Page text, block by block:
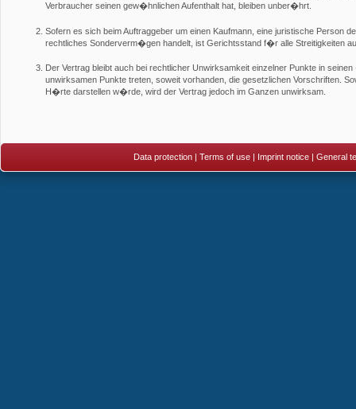
Verbraucher seinen gew�hnlichen Aufenthalt hat, bleiben unber�hrt.
Sofern es sich beim Auftraggeber um einen Kaufmann, eine juristische Person
rechtliches Sonderverm�gen handelt, ist Gerichtsstand f�r alle Streitigkeiten
Der Vertrag bleibt auch bei rechtlicher Unwirksamkeit einzelner Punkte in
unwirksamen Punkte treten, soweit vorhanden, die gesetzlichen Vorschriften.
H�rte darstellen w�rde, wird der Vertrag jedoch im Ganzen unwirksam.
Data protection| Terms of use| Imprint notice| General